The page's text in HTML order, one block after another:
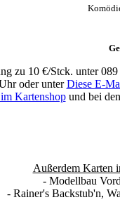
zu 10 €/Stck. unter
oder unterDiese E-
Kartenshopund bei
Außerdem Karten
- Modellbau
- Rainer's Backstub'n,